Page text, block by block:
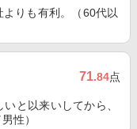
りも有利。（60代以
71.84点
と以来いしてから、
性）